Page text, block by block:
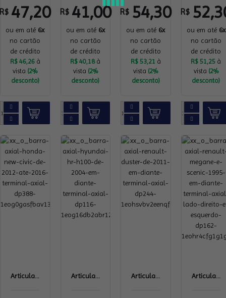
47,20
ou em até 6x
no cartão
de crédito
R$ 46,26à
vista (2%
desconto)
R$ 41,00
ou em até 6x
no cartão
de crédito
R$ 40,18à
vista (2%
desconto)
R$ 54,30
ou em até 6x
no cartão
de crédito
R$ 53,21 à
vista (2%
desconto)
R$
ou em até 6x
no cartão
de crédito
R$ 51,25 à
vista (2%
desconto)
Articula... Articula... Articula... Articula...